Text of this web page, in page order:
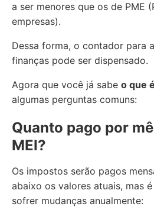
a ser menores que os de PME
empresas).
Dessa forma, o contador para
finanças pode ser dispensado.
Agora que você já sabe o que
algumas perguntas comuns:
Quanto pago por
MEI?
Os impostos serão pagos
abaixo os valores atuais, mas
sofrer mudanças anualmente: